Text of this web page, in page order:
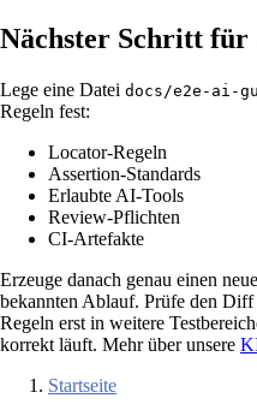
Nächster Schritt für
Lege eine Datei docs/e2e-ai-
Regeln fest:
Locator-Regeln
Assertion-Standards
Erlaubte AI-Tools
Review-Pflichten
CI-Artefakte
Erzeuge danach genau einen
bekannten Ablauf. Prüfe den
Regeln erst in weitere
korrekt läuft. Mehr über unsere
Startseite